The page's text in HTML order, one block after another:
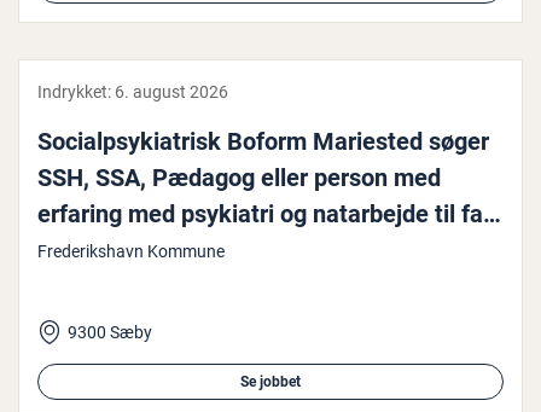
Indrykket: 6. august 2026
So­ci­alp­sy­ki­a­trisk Boform Mariested søger
SSH, SSA, Pædagog eller person med
erfaring med psykiatri og na­t­a­r­bej­de til fast
sti...
Frederikshavn Kommune
9300 Sæby
Se jobbet